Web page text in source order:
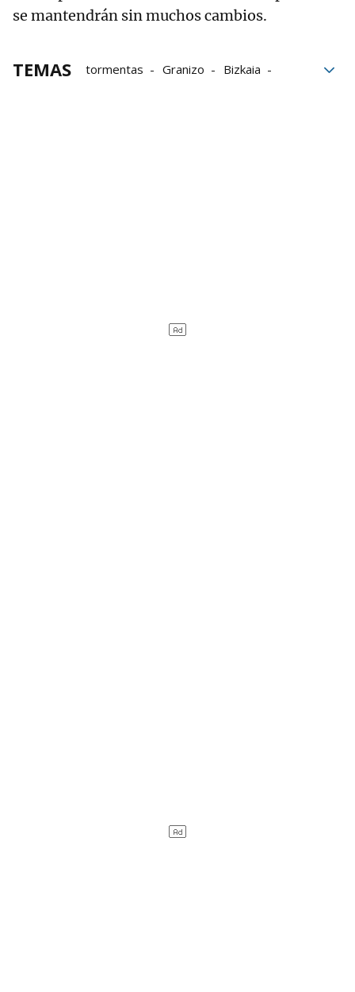
se mantendrán sin muchos cambios.
TEMAS tormentas Granizo
Bizkaia